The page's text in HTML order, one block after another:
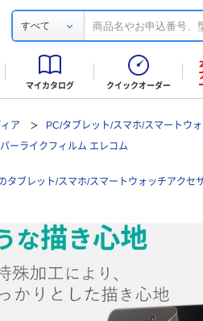
すべて
マイカタログ クイックオーダー
ア PC/タブレット/スマホ/スマートウ
ーライクフィルム エレコム
タブレット/スマホ/スマートウォッチアクセ